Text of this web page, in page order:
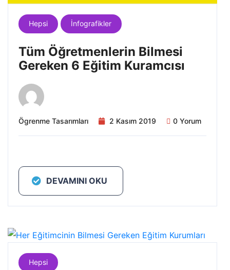
Hepsi İnfografikler
Tüm Öğretmenlerin Bilmesi
Gereken 6 Eğitim Kuramcısı
Ögrenme Tasarımları 2 Kasım 2019 0 Yorum
DEVAMINI OKU
Hepsi